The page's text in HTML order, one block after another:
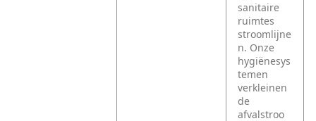
sanitaire
ruimtes
stroomlijne
n. Onze
hygiënesys
temen
verkleinen
de
afvalstroo